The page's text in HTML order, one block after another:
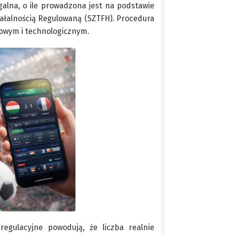
o ile prowadzona jest na podstawie
Regulowaną (SZTFH). Procedura
i technologicznym.
powodują, że liczba realnie